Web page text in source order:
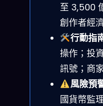
至 3,500
創作者經
行動指
操作；投
訊號；商
風險預
國貨幣監